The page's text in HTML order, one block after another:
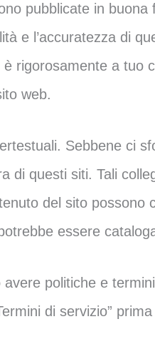
pubblicate in
e l’accuratezza di
rigorosamente a tuo
web.
Sebbene ci
di questi siti. Tali
del sito possono
essere
politiche e
di servizio”